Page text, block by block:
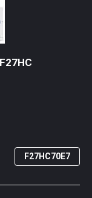
F27HC70E7